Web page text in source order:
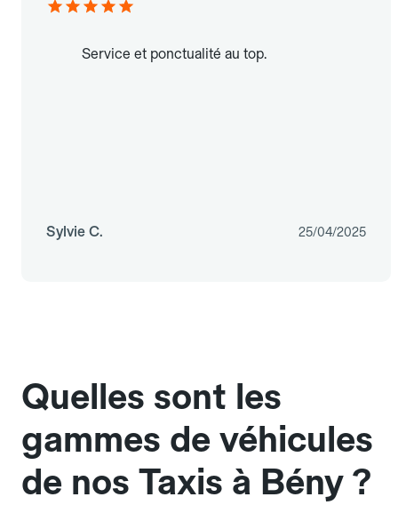
Service et ponctualité au top.
Sylvie C. 25/04/2025
Quelles sont les
gammes de véhicules
de nos Taxis à Bény ?